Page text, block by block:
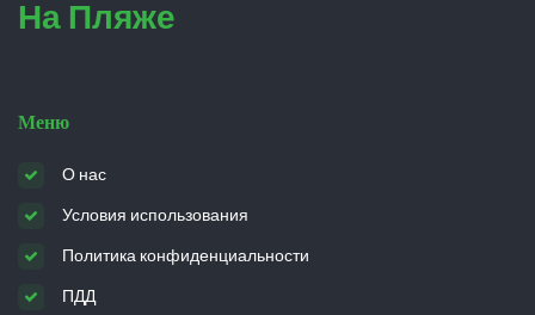
На Пляже
Меню
О нас
Условия использования
Политика конфиденциальности
ПДД